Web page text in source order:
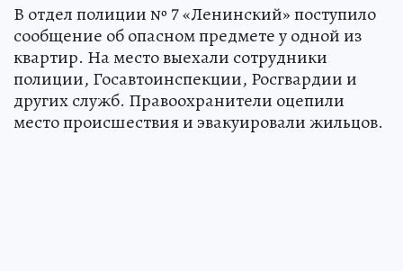
В отдел полиции № 7 «Ленинский» поступило
сообщение об опасном предмете у одной из
квартир. На место выехали сотрудники
полиции, Госавтоинспекции, Росгвардии и
других служб. Правоохранители оцепили
место происшествия и эвакуировали жильцов.